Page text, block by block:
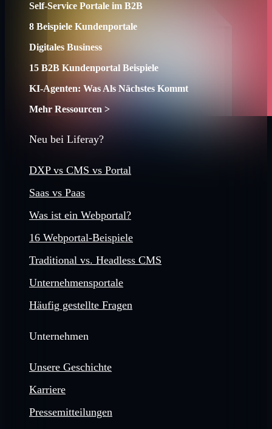
Self-Service Portale im B2B
8 Beispiele Kundenportale
Digitales Business
15 B2B Kundenportal Beispiele
KI-Agenten: Was Als Nächstes Kommt
Mehr Ressourcen >
Neu bei Liferay?
DXP vs CMS vs Portal
Saas vs Paas
Was ist ein Webportal?
16 Webportal-Beispiele
Traditional vs. Headless CMS
Unternehmensportale
Häufig gestellte Fragen
Unternehmen
Unsere Geschichte
Karriere
Pressemitteilungen